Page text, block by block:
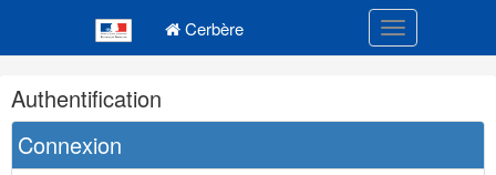
Cerbère Toggle
Navigation
et
outils
annexes
Authentification
Connexion